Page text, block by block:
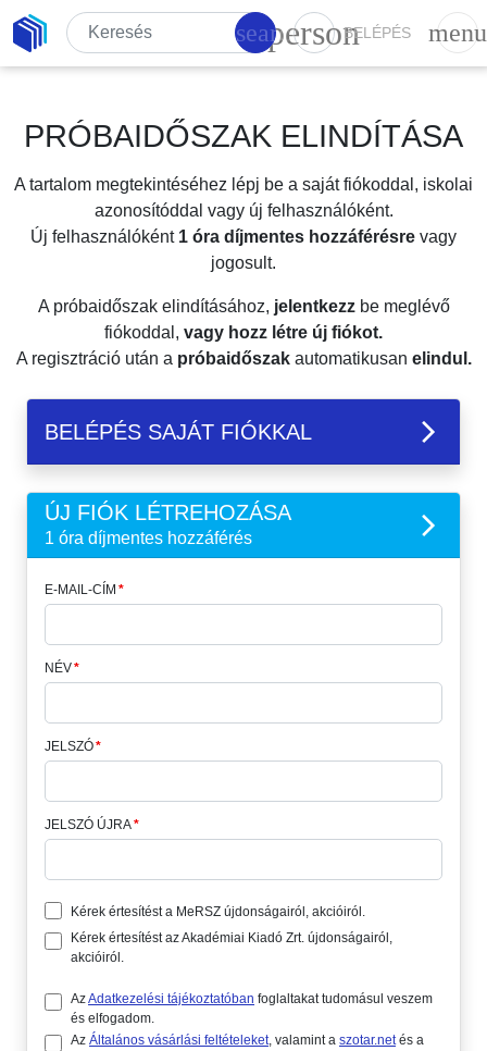
searchpersonBELÉPÉS menu
PRÓBAIDŐSZAK ELINDÍTÁSA
A tartalom megtekintéséhez lépj be a saját fiókoddal, iskolai
azonosítóddal vagy új felhasználóként.
Új felhasználóként 1 óra díjmentes hozzáférésre vagy
jogosult.
A próbaidőszak elindításához, jelentkezzbe meglévő
fiókoddal, vagy hozz létre új fiókot.
A regisztráció után a próbaidőszakautomatikusan elindul.
BELÉPÉS SAJÁT FIÓKKAL
ÚJ FIÓK LÉTREHOZÁSA
1 óra díjmentes hozzáférés
E-MAIL-CÍM
NÉV
JELSZÓ
JELSZÓ ÚJRA
Kérek értesítést a MeRSZ újdonságairól, akcióiról.
Kérek értesítést az Akadémiai Kiadó Zrt. újdonságairól,
akcióiról.
AzAdatkezelési tájékoztatóban foglaltakat tudomásul veszem
és elfogadom.
Az Általános vásárlási feltételeket, valamint a szotar.netés a